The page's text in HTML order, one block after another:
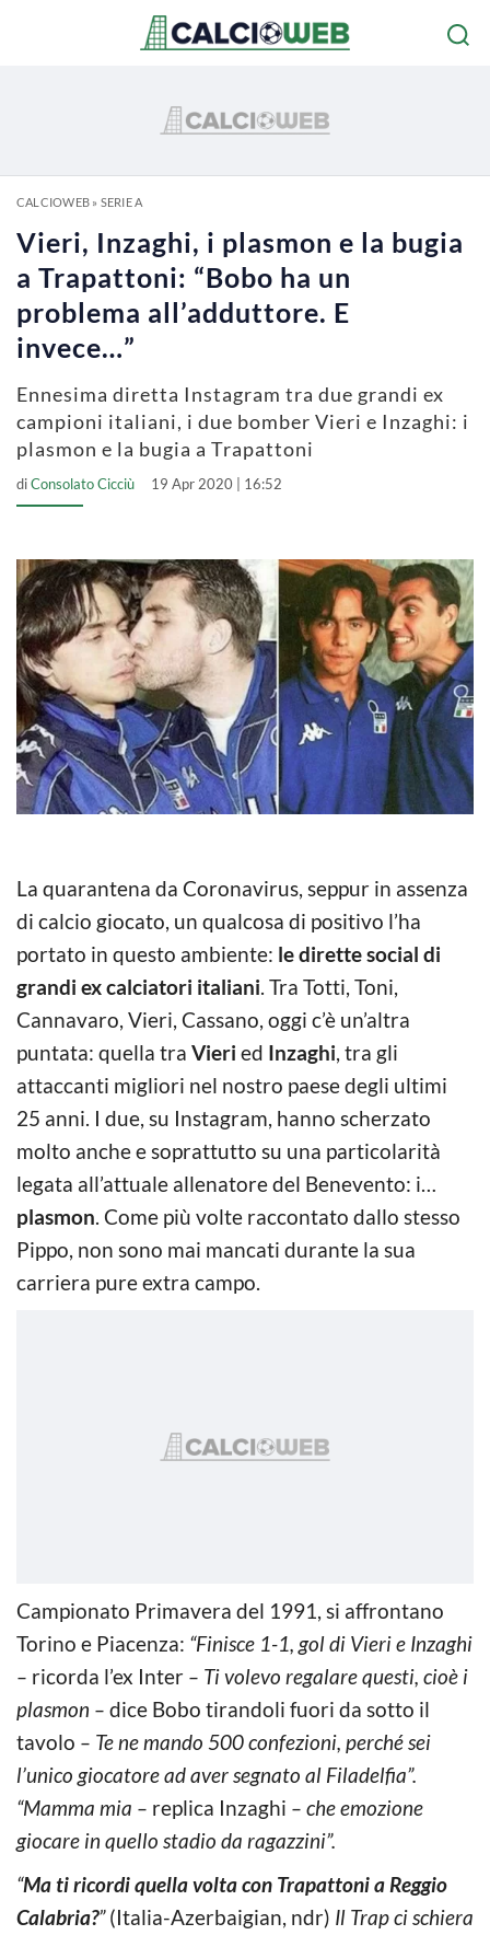
CALCIOWEB» SERIE A
Vieri, Inzaghi, i plasmon e la bugia
a Trapattoni: “Bobo ha un
problema all’adduttore. E
invece…”
Ennesima diretta Instagram tra due grandi ex
campioni italiani, i due bomber Vieri e Inzaghi: i
plasmon e la bugia a Trapattoni
diConsolato Cicciù 19 Apr 2020 | 16:52
La quarantena da Coronavirus, seppur in assenza
di calcio giocato, un qualcosa di positivo l’ha
portato in questo ambiente: le dirette social di
grandi ex calciatori italiani. Tra Totti, Toni,
Cannavaro, Vieri, Cassano, oggi c’è un’altra
puntata: quella tra Vieri ed Inzaghi, tra gli
attaccanti migliori nel nostro paese degli ultimi
25 anni. I due, su Instagram, hanno scherzato
molto anche e soprattutto su una particolarità
legata all’attuale allenatore del Benevento: i…
plasmon. Come più volte raccontato dallo stesso
Pippo, non sono mai mancati durante la sua
carriera pure extra campo.
Campionato Primavera del 1991, si affrontano
Torino e Piacenza: “Finisce 1-1, gol di Vieri e Inzaghi
– ricorda l’ex Inter – Ti volevo regalare questi, cioè i
plasmon – dice Bobo tirandoli fuori da sotto il
tavolo – Te ne mando 500 confezioni, perché sei
l’unico giocatore ad aver segnato al Filadelfia”.
“Mamma mia – replica Inzaghi – che emozione
giocare in quello stadio da ragazzini”.
“Ma ti ricordi quella volta con Trapattoni a Reggio
Calabria?”(Italia-Azerbaigian, ndr) Il Trap ci schiera